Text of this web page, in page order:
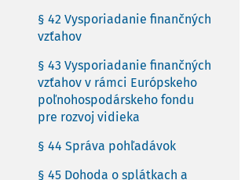
§ 42 Vysporiadanie finančných
vzťahov
§ 43 Vysporiadanie finančných
vzťahov v rámci Európskeho
poľnohospodárskeho fondu
pre rozvoj vidieka
§ 44 Správa pohľadávok
§ 45 Dohoda o splátkach a